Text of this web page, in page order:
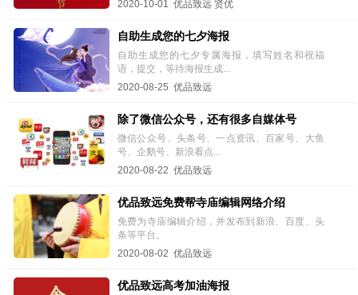
2020-10-01 优品致远 贤优
自助生成您的七夕海报
自助生成您的七夕专属海报，填写姓名和祝福
语，提交，等待海报生成...
2020-08-25 优品致远
除了微信公众号，还有很多自媒体号
微信公众号、头条号、一点资讯、百家号、大鱼
号、企鹅号、新浪看点...
2020-08-22 优品致远
优品致远免费帮寺庙编辑网络介绍
免费为寺庙编辑介绍，并发布到新浪、百度、头
条等平台。
2020-08-02 优品致远
优品致远高考加油海报